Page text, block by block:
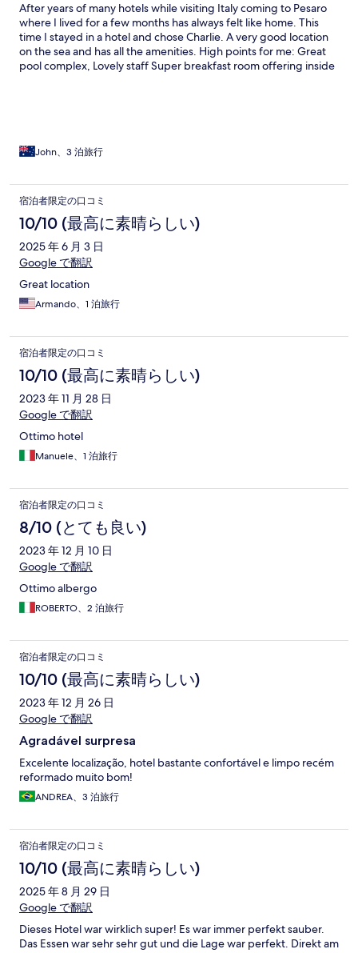
After years of many hotels while visiting Italy coming to Pesaro
where I lived for a few months has always felt like home. This
time I stayed in a hotel and chose Charlie. A very good location
on the sea and has all the amenities. High points for me: Great
pool complex, Lovely staff Super breakfast room offering inside
Enough to say I’ll be back. All boxes ticked
John、3 泊旅行
宿泊者限定の口コミ
10/10 (最高に素晴らしい)
2025 年 6 月 3 日
Google で翻訳
Great location
Armando、1 泊旅行
宿泊者限定の口コミ
10/10 (最高に素晴らしい)
2023 年 11 月 28 日
Google で翻訳
Ottimo hotel
Manuele、1 泊旅行
宿泊者限定の口コミ
8/10 (とても良い)
2023 年 12 月 10 日
Google で翻訳
Ottimo albergo
ROBERTO、2 泊旅行
宿泊者限定の口コミ
10/10 (最高に素晴らしい)
2023 年 12 月 26 日
Google で翻訳
Agradável surpresa
Excelente localização, hotel bastante confortável e limpo recém
reformado muito bom!
ANDREA、3 泊旅行
宿泊者限定の口コミ
10/10 (最高に素晴らしい)
2025 年 8 月 29 日
Google で翻訳
Dieses Hotel war wirklich super! Es war immer perfekt sauber.
Das Essen war sehr sehr gut und die Lage war perfekt. Direkt am